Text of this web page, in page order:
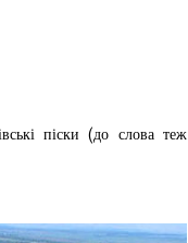
піски (до слова теж